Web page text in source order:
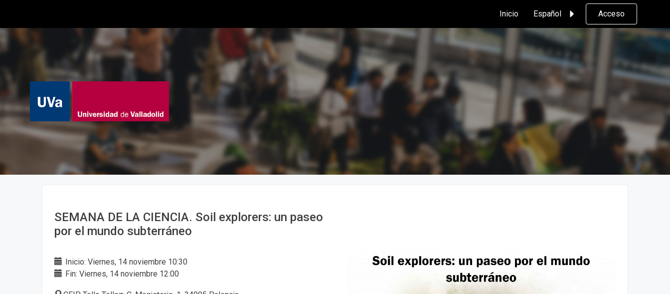
Inicio Español Acceso
SEMANA DE LA CIENCIA. Soil explorers: un paseo
por el mundo subterráneo
Inicio: Viernes, 14 noviembre 10:30
Fin: Viernes, 14 noviembre 12:00